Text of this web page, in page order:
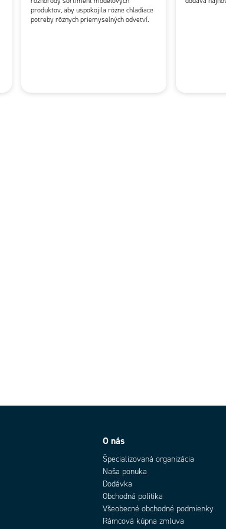
produktov, aby uspokojila rôzne chladiace
potreby rôznych priemyselných odvetví.
O nás
Špecializovaná organizácia
Naša ponuka
Dodávka
Obchodná politika
Všeobecné obchodné podmienky
Rámcová kúpna zmluva